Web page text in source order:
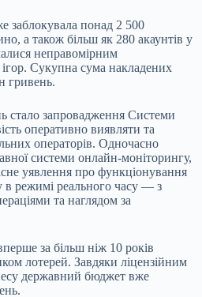
заблокувала понад 2 500
а також більш як 280 акаунтів у
неправомірним
Сукупна сума накладених
гривень.
стало запровадження Системи
оперативно виявляти та
операторів. Одночасно
системи онлайн-моніторингу,
уявлення про функціонування
в режимі реального часу — з
та наглядом за
за більш ніж 10 років
лотерей. Завдяки ліцензійним
державний бюджет вже